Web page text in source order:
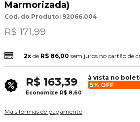
Marmorizada)
Cod. do Produto: 92066.004
R$ 171,99
2xde R$ 86,00 sem juros no cartão de
R$ 163,39
à vista no
5% OFF
Economize R$ 8,60
Mais formas de pagamento